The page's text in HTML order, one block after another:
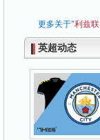
更多关于"利兹联
英超动态